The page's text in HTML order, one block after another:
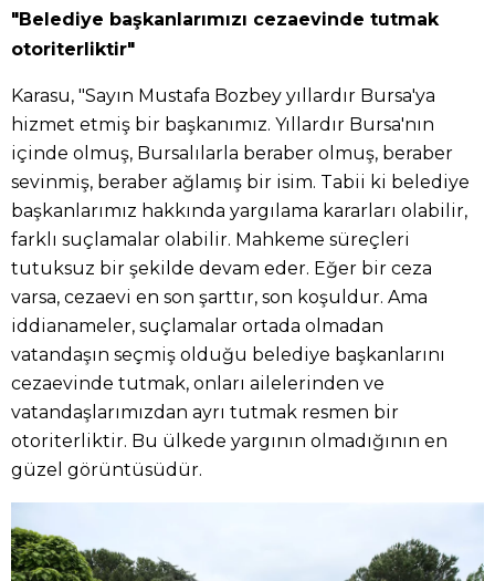
"Belediye başkanlarımızı cezaevinde tutmak
otoriterliktir"
Karasu, "Sayın Mustafa Bozbey yıllardır Bursa'ya
hizmet etmiş bir başkanımız. Yıllardır Bursa'nın
içinde olmuş, Bursalılarla beraber olmuş, beraber
sevinmiş, beraber ağlamış bir isim. Tabii ki belediye
başkanlarımız hakkında yargılama kararları olabilir,
farklı suçlamalar olabilir. Mahkeme süreçleri
tutuksuz bir şekilde devam eder. Eğer bir ceza
varsa, cezaevi en son şarttır, son koşuldur. Ama
iddianameler, suçlamalar ortada olmadan
vatandaşın seçmiş olduğu belediye başkanlarını
cezaevinde tutmak, onları ailelerinden ve
vatandaşlarımızdan ayrı tutmak resmen bir
otoriterliktir. Bu ülkede yargının olmadığının en
güzel görüntüsüdür.